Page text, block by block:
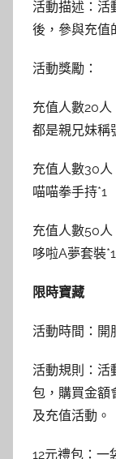
活動描述：活
後，參與充值
活動獎勵：
充值人數20人
都是親兄妹稱
充值人數30人
喵喵拳手持*1
充值人數50人
哆啦A夢套裝*1
限時寶藏
活動時間：開
活動規則：活
包，購買金額
及充值活動。
12元禮包：一